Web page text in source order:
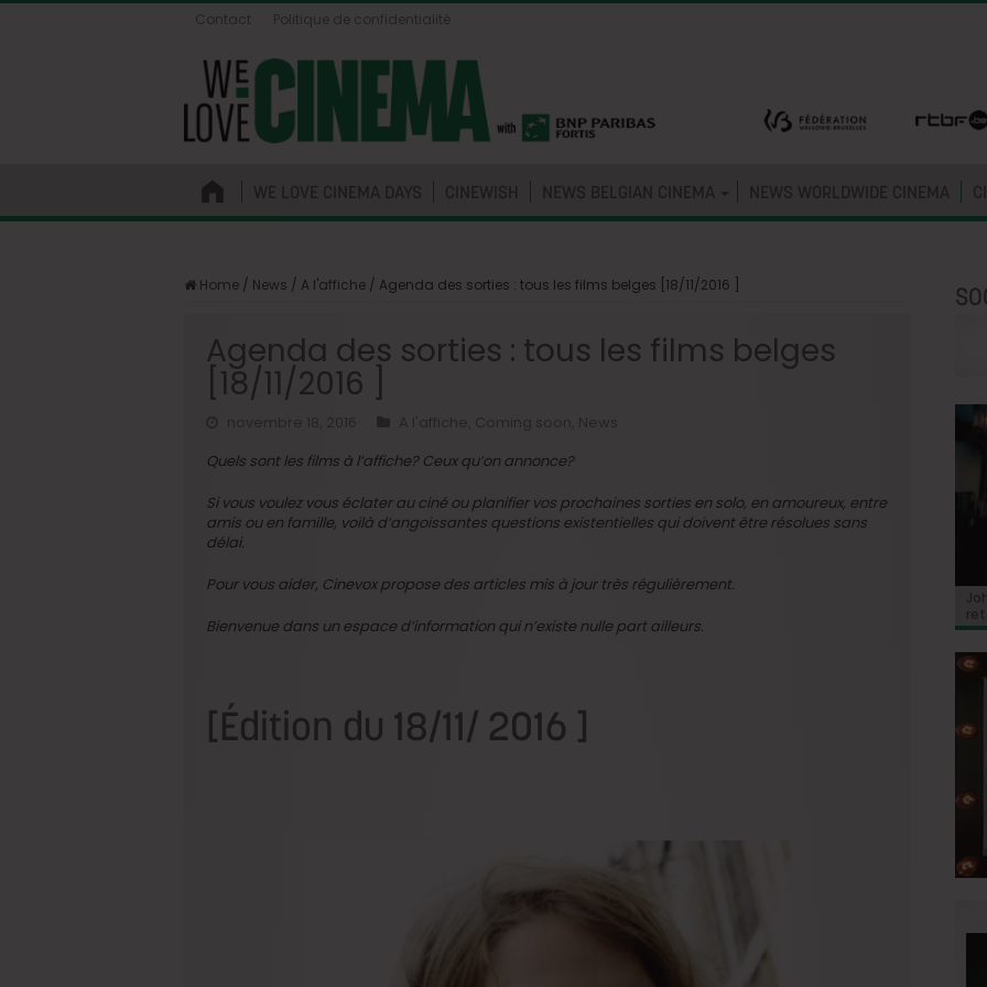
Contact Politique de confidentialité
WE LOVE CINEMA DAYS CINEWISH NEWS BELGIAN CINEMA NEWS WORLDWIDE CINEMA
Home / News / A l'affiche / Agenda des sorties : tous les films belges [18/11/2016 ]
Agenda des sorties : tous les films belges
[18/11/2016 ]
Quels sont les films à l’affiche? Ceux qu’on annonce?
Si vous voulez vous éclater au ciné ou planifier vos prochaines sorties en solo, en amoureux, entre
amis ou en famille, voilà d’angoissantes questions existentielles qui doivent être résolues sans
délai.
Pour vous aider, Cinevox propose des articles mis à jour très régulièrement.
Bienvenue dans un espace d’information qui n’existe nulle part ailleurs.
[Édition du 18/11/ 2016 ]
du